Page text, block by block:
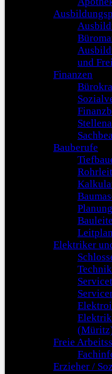
und
Finanzen
Bauberufe
Elektriker
Freie
Erzieher /